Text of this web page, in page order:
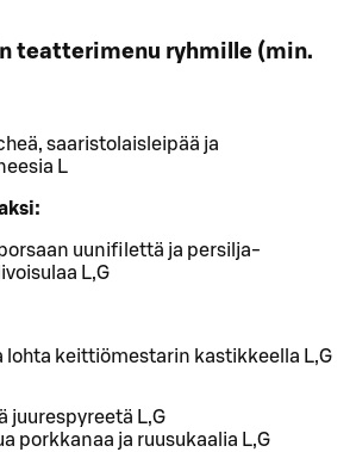
teatterimenu ryhmille (min.
saaristolaisleipää ja
L
uunifilettä ja persilja-
L,G
lohta keittiömestarin kastikkeella L,G
juurespyreetä L,G
porkkanaa ja ruusukaalia L,G